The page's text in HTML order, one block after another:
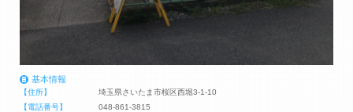
基本情報
【住所】
埼玉県さいたま市桜区西堀3-1-10
【電話番号】
048-861-3815